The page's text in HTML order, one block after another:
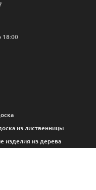
18:00
из лиственницы
изделия из дерева